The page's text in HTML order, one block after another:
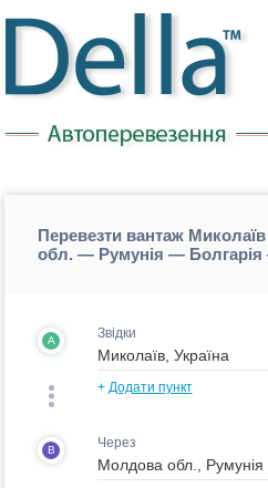
Перевезти вантаж
обл. — Румунія — Болгарія
A Звідки
+ Додати пункт
B Через